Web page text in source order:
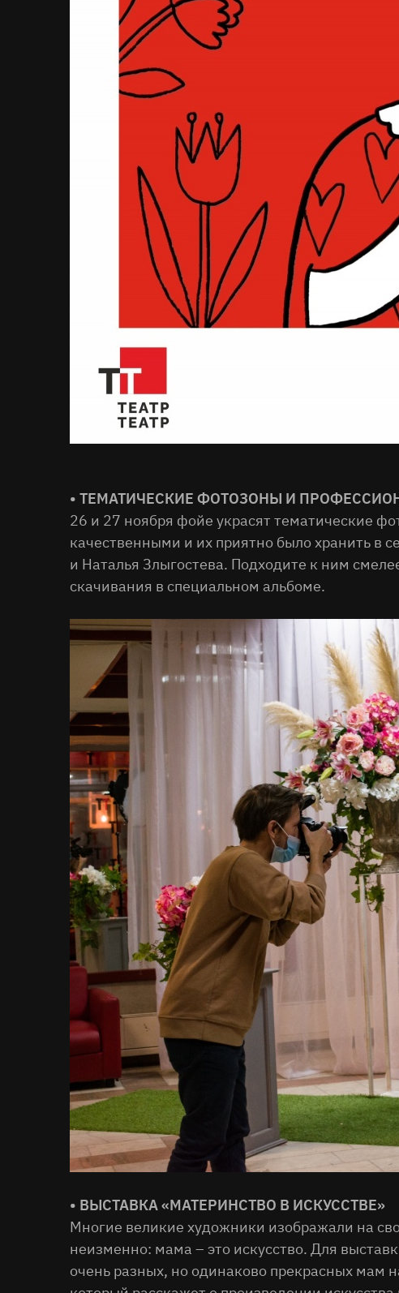
• ТЕМАТИЧЕСКИЕ ФОТОЗОНЫ И
26 и 27 ноября фойе украсят тематические
качественными и их приятно было хранить в
и Наталья Злыгостева. Подходите к ним
скачивания в специальном альбоме.
• ВЫСТАВКА «МАТЕРИНСТВО В ИСКУССТВЕ»
Многие великие художники изображали на
неизменно: мама – это искусство. Для
очень разных, но одинаково прекрасных мам